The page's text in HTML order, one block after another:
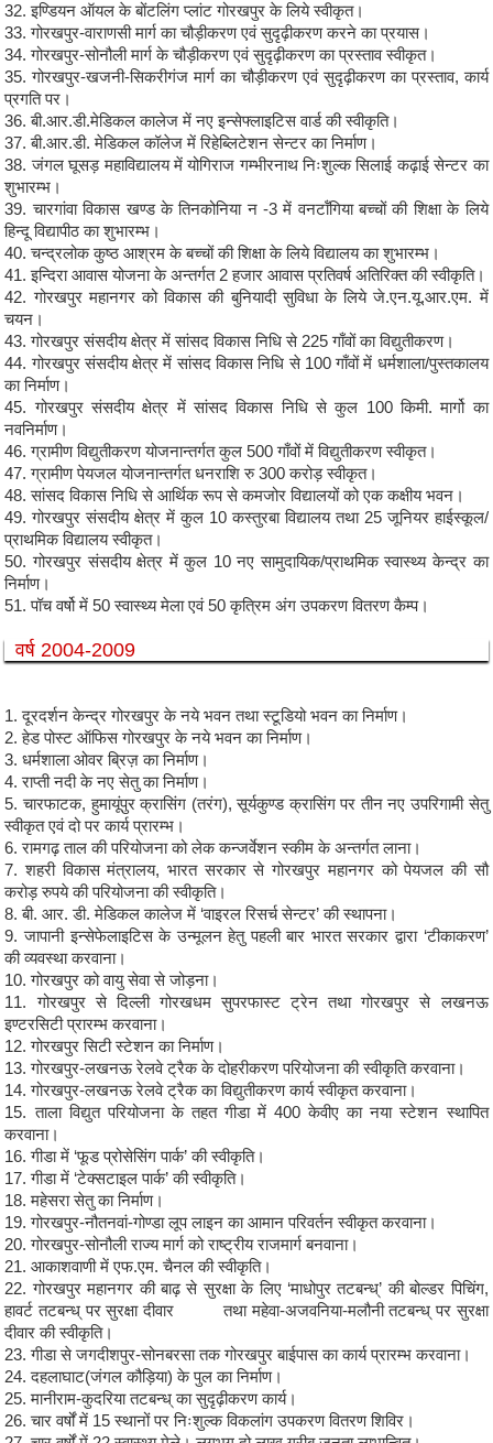
32. इण्डियन ऑयल के बोंटलिंग प्लांट गोरखपुर के लिये स्वीकृत।
33. गोरखपुर-वाराणसी मार्ग का चौड़ीकरण एवं सुदृढ़ीकरण करने का प्रयास।
34. गोरखपुर-सोनौली मार्ग के चौड़ीकरण एवं सुदृढ़ीकरण का प्रस्ताव स्वीकृत।
35. गोरखपुर-खजनी-सिकरीगंज मार्ग का चौड़ीकरण एवं सुदृढ़ीकरण का प्रस्ताव, कार्य
प्रगति पर।
36. बी.आर.डी.मेडिकल कालेज में नए इन्सेफ्लाइटिस वार्ड की स्वीकृति।
37. बी.आर.डी. मेडिकल कॉलेज में रिहेब्लिटेशन सेन्टर का निर्माण।
38. जंगल घूसड़ महाविद्यालय में योगिराज गम्भीरनाथ निःशुल्क सिलाई कढ़ाई सेन्टर का
शुभारम्भ।
39. चारगांवा विकास खण्ड के तिनकोनिया न -3 में वनटॉंगिया बच्चों की शिक्षा के लिये
हिन्दू विद्यापीठ का शुभारम्भ।
40. चन्द्रलोक कुष्ठ आश्रम के बच्चों की शिक्षा के लिये विद्यालय का शुभारम्भ।
41. इन्दिरा आवास योजना के अन्तर्गत 2 हजार आवास प्रतिवर्ष अतिरिक्त की स्वीकृति।
42. गोरखपुर महानगर को विकास की बुनियादी सुविधा के लिये जे.एन.यू.आर.एम. में
चयन।
43. गोरखपुर संसदीय क्षेत्र में सांसद विकास निधि से 225 गाँवों का विद्युतीकरण।
44. गोरखपुर संसदीय क्षेत्र में सांसद विकास निधि से 100 गाँवों में धर्मशाला/पुस्तकालय
का निर्माण।
45. गोरखपुर संसदीय क्षेत्र में सांसद विकास निधि से कुल 100 किमी. मार्गो का
नवनिर्माण।
46. ग्रामीण विद्युतीकरण योजनान्तर्गत कुल 500 गाँवों में विद्युतीकरण स्वीकृत।
47. ग्रामीण पेयजल योजनान्तर्गत धनराशि रु 300 करोड़ स्वीकृत।
48. सांसद विकास निधि से आर्थिक रूप से कमजोर विद्यालयों को एक कक्षीय भवन।
49. गोरखपुर संसदीय क्षेत्र में कुल 10 कस्तुरबा विद्यालय तथा 25 जूनियर हाईस्कूल/
प्राथमिक विद्यालय स्वीकृत।
50. गोरखपुर संसदीय क्षेत्र में कुल 10 नए सामुदायिक/प्राथमिक स्वास्थ्य केन्द्र का
निर्माण।
51. पॉच वर्षो में 50 स्वास्थ्य मेला एवं 50 कृत्रिम अंग उपकरण वितरण कैम्प।
वर्ष 2004-2009
1. दूरदर्शन केन्द्र गोरखपुर के नये भवन तथा स्टूडियो भवन का निर्माण।
2. हेड पोस्ट ऑफिस गोरखपुर के नये भवन का निर्माण।
3. धर्मशाला ओवर ब्रिज़ का निर्माण।
4. राप्ती नदी के नए सेतु का निर्माण।
5. चारफाटक, हुमायूंपुर क्रासिंग (तरंग), सूर्यकुण्ड क्रासिंग पर तीन नए उपरिगामी सेतु
स्वीकृत एवं दो पर कार्य प्रारम्भ।
6. रामगढ़ ताल की परियोजना को लेक कन्जर्वेशन स्कीम के अन्तर्गत लाना।
7. शहरी विकास मंत्रालय, भारत सरकार से गोरखपुर महानगर को पेयजल की सौ
करोड़ रुपये की परियोजना की स्वीकृति।
8. बी. आर. डी. मेडिकल कालेज में ‘वाइरल रिसर्च सेन्टर’ की स्थापना।
9. जापानी इन्सेफेलाइटिस के उन्मूलन हेतु पहली बार भारत सरकार द्वारा ‘टीकाकरण’
की व्यवस्था करवाना।
10. गोरखपुर को वायु सेवा से जोड़ना।
11. गोरखपुर से दिल्ली गोरखधम सुपरफास्ट ट्रेन तथा गोरखपुर से लखनऊ
इण्टरसिटी प्रारम्भ करवाना।
12. गोरखपुर सिटी स्टेशन का निर्माण।
13. गोरखपुर-लखनऊ रेलवे ट्रैक के दोहरीकरण परियोजना की स्वीकृति करवाना।
14. गोरखपुर-लखनऊ रेलवे ट्रैक का विद्युतीकरण कार्य स्वीकृत करवाना।
15. ताला विद्युत परियोजना के तहत गीडा में 400 केवीए का नया स्टेशन स्थापित
करवाना।
16. गीडा में ‘फूड प्रोसेसिंग पार्क’ की स्वीकृति।
17. गीडा में ‘टेक्सटाइल पार्क’ की स्वीकृति।
18. महेसरा सेतु का निर्माण।
19. गोरखपुर-नौतनवां-गोण्डा लूप लाइन का आमान परिवर्तन स्वीकृत करवाना।
20. गोरखपुर-सोनौली राज्य मार्ग को राष्ट्रीय राजमार्ग बनवाना।
21. आकाशवाणी में एफ.एम. चैनल की स्वीकृति।
22. गोरखपुर महानगर की बाढ़ से सुरक्षा के लिए ‘माधोपुर तटबन्ध्’ की बोल्डर पिचिंग,
हावर्ट तटबन्ध् पर सुरक्षा दीवार तथा महेवा-अजवनिया-मलौनी तटबन्ध् पर सुरक्षा
दीवार की स्वीकृति।
23. गीडा से जगदीशपुर-सोनबरसा तक गोरखपुर बाईपास का कार्य प्रारम्भ करवाना।
24. दहलाघाट(जंगल कौड़िया) के पुल का निर्माण।
25. मानीराम-कुदरिया तटबन्ध् का सुदृढ़ीकरण कार्य।
26. चार वर्षों में 15 स्थानों पर निःशुल्क विकलांग उपकरण वितरण शिविर।